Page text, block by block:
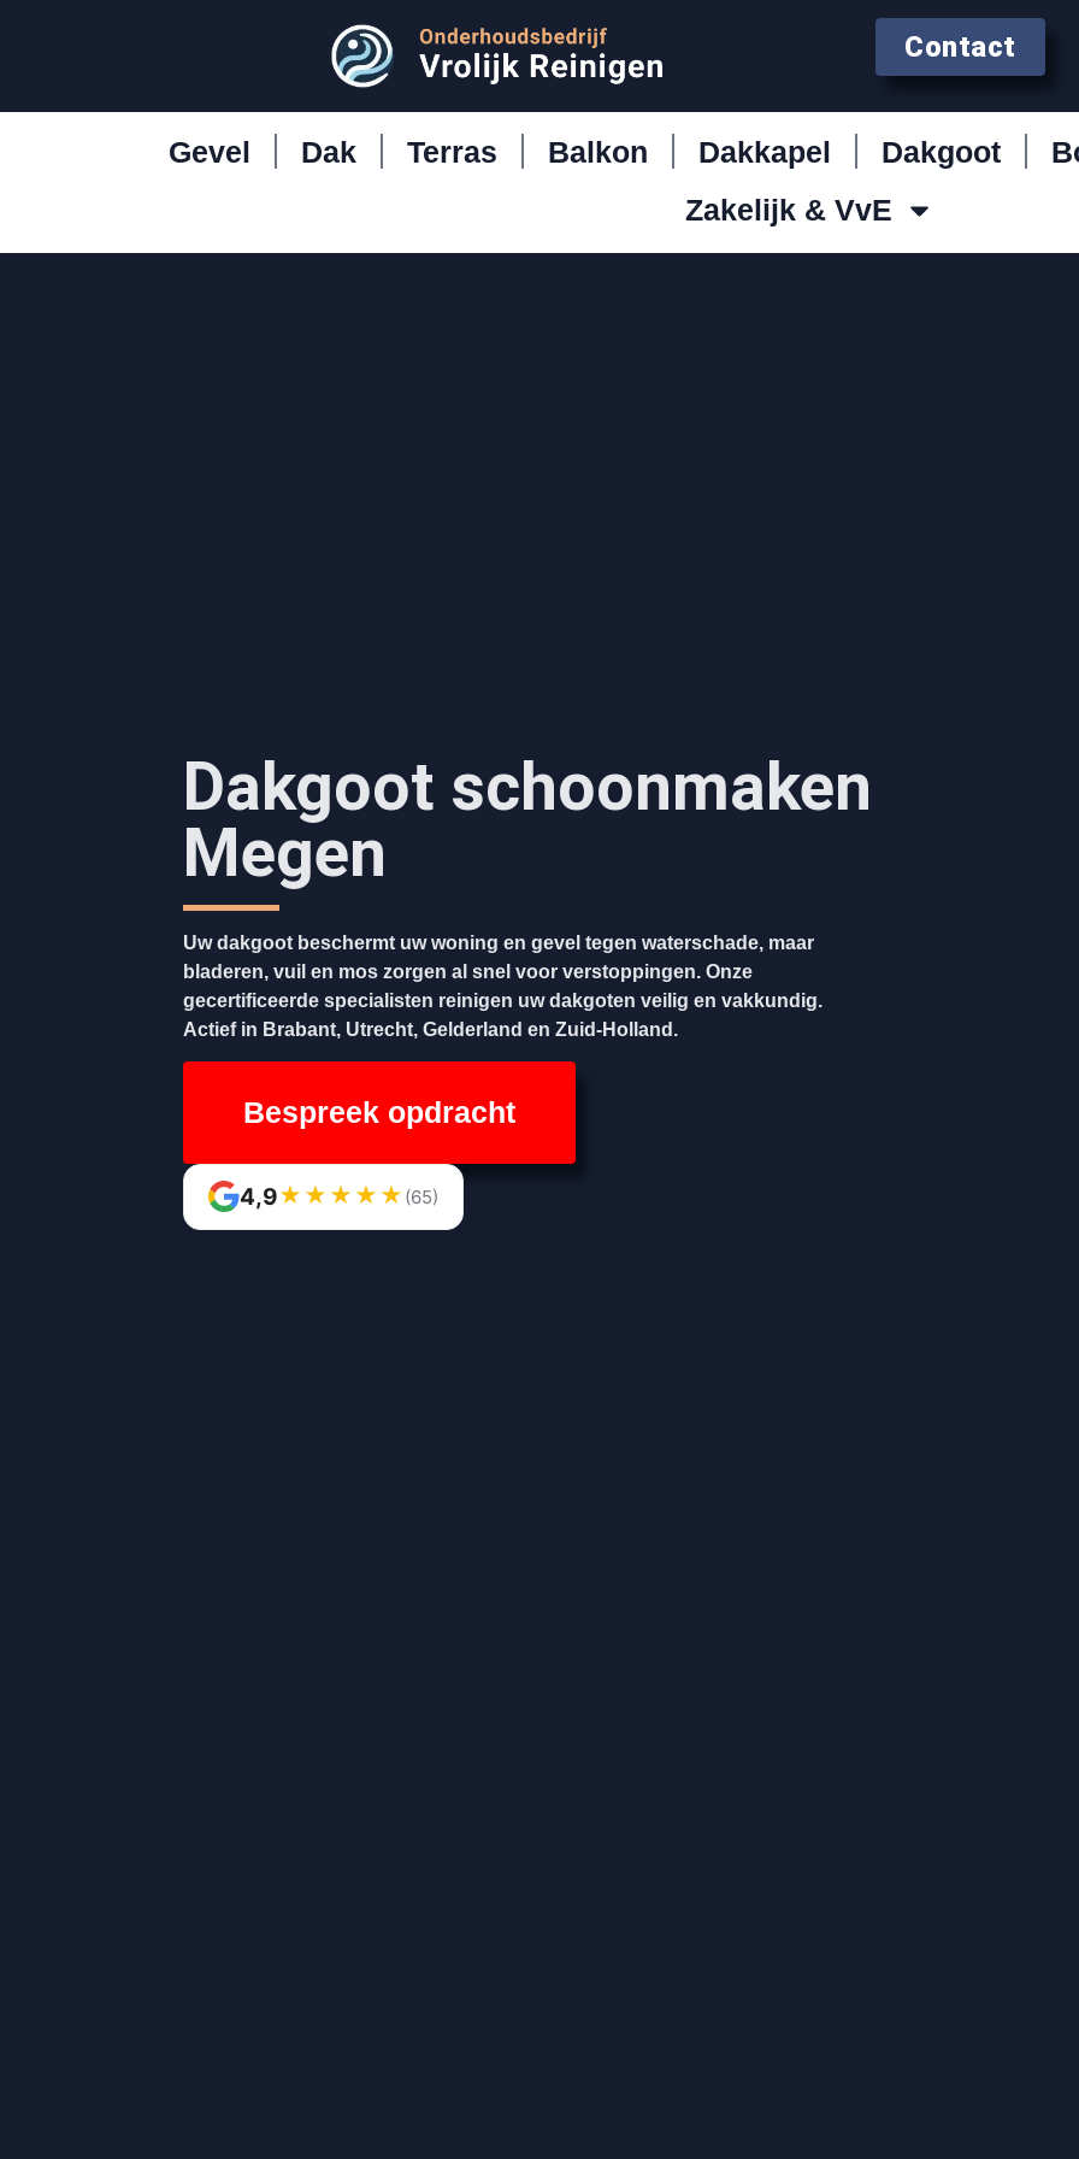
Contact
Gevel Dak Terras Balkon Dakkapel Dakgoot
Zakelijk & VvE
Dakgoot schoonmaken​
Megen
Uw dakgoot beschermt uw woning en gevel tegen waterschade, maar
bladeren, vuil en mos zorgen al snel voor verstoppingen. Onze
gecertificeerde specialisten reinigen uw dakgoten veilig en vakkundig.
Actief in Brabant, Utrecht, Gelderland en Zuid-Holland.
Bespreek opdracht
4,9★ ★ ★ ★ ★ (65)